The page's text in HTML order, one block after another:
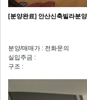
[분양완료] 안산신축빌라분
분양/매매가 : 전화문의
실입주금 :
구조 :